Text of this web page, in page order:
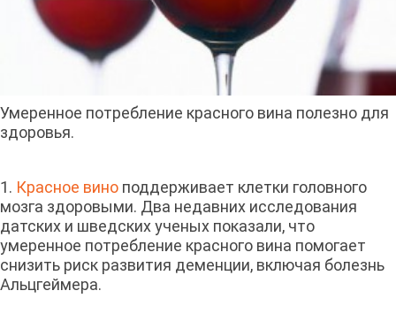
Умеренное потребление красного вина полезно для
здоровья.
1. Красное вино поддерживает клетки головного
мозга здоровыми. Два недавних исследования
датских и шведских ученых показали, что
умеренное потребление красного вина помогает
снизить риск развития деменции, включая болезнь
Альцгеймера.